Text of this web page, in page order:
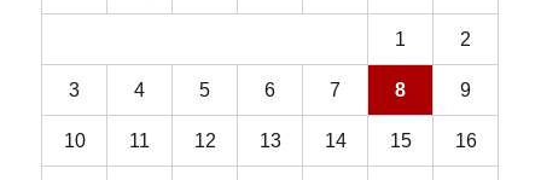
1 2
3 4 5 6 7 8 9
10 11 12 13 14 15 16